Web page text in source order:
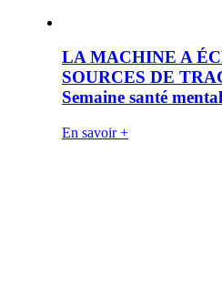
LA MACHINE A
SOURCES DE
Semaine santé
En savoir +